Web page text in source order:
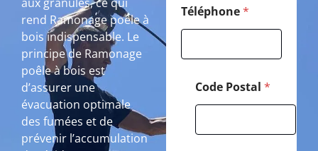
aux granulés, ce qui
rend Ramonage poêle à
bois indispensable. Le
principe de Ramonage
poêle à bois est
d’assurer une
évacuation optimale
des fumées et de
prévenir l’accumulation
Téléphone*
Code Postal *